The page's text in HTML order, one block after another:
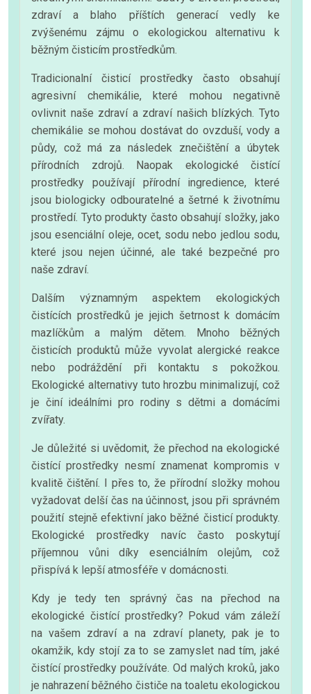
zdraví a blaho příštích generací vedly ke
zvýšenému zájmu o ekologickou alternativu k
běžným čisticím prostředkům.
Tradicionalní čisticí prostředky často obsahují
agresivní chemikálie, které mohou negativně
ovlivnit naše zdraví a zdraví našich blízkých. Tyto
chemikálie se mohou dostávat do ovzduší, vody a
půdy, což má za následek znečištění a úbytek
přírodních zdrojů. Naopak ekologické čistící
prostředky používají přírodní ingredience, které
jsou biologicky odbouratelné a šetrné k životnímu
prostředí. Tyto produkty často obsahují složky, jako
jsou esenciální oleje, ocet, sodu nebo jedlou sodu,
které jsou nejen účinné, ale také bezpečné pro
naše zdraví.
Dalším významným aspektem ekologických
čistících prostředků je jejich šetrnost k domácím
mazlíčkům a malým dětem. Mnoho běžných
čisticích produktů může vyvolat alergické reakce
nebo podráždění při kontaktu s pokožkou.
Ekologické alternativy tuto hrozbu minimalizují, což
je činí ideálními pro rodiny s dětmi a domácími
zvířaty.
Je důležité si uvědomit, že přechod na ekologické
čistící prostředky nesmí znamenat kompromis v
kvalitě čištění. I přes to, že přírodní složky mohou
vyžadovat delší čas na účinnost, jsou při správném
použití stejně efektivní jako běžné čisticí produkty.
Ekologické prostředky navíc často poskytují
příjemnou vůni díky esenciálním olejům, což
přispívá k lepší atmosféře v domácnosti.
Kdy je tedy ten správný čas na přechod na
ekologické čistící prostředky? Pokud vám záleží
na vašem zdraví a na zdraví planety, pak je to
okamžik, kdy stojí za to se zamyslet nad tím, jaké
čistící prostředky používáte. Od malých kroků, jako
je nahrazení běžného čističe na toaletu ekologickou